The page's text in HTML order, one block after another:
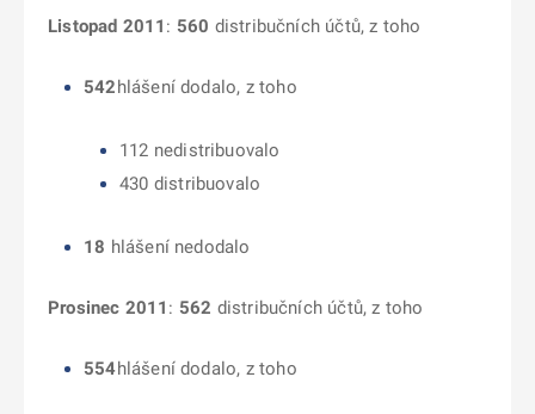
Listopad 2011 : 560 distribučních účtů, z toho
542hlášení dodalo, z toho
112 nedistribuovalo
430 distribuovalo
18 hlášení nedodalo
Prosinec 2011 : 562 distribučních účtů, z toho
554hlášení dodalo, z toho